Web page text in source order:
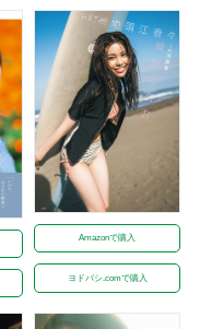
Amazonで購入
ヨドバシ.comで購入